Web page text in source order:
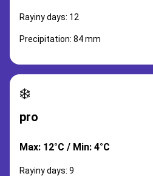
Rayiny days: 12
Precipitation: 84 mm
❄️
pro
Max: 12°C / Min: 4°C
Rayiny days: 9